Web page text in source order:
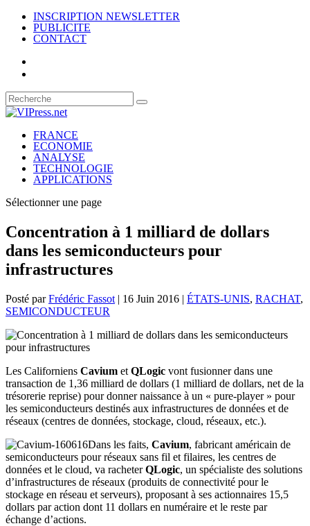
INSCRIPTION NEWSLETTER
PUBLICITE
CONTACT
FRANCE
ECONOMIE
ANALYSE
TECHNOLOGIE
APPLICATIONS
Sélectionner une page
Concentration à 1 milliard de dollars
dans les semiconducteurs pour
infrastructures
Posté parFrédéric Fassot | 16 Juin 2016 | ÉTATS-UNIS, RACHAT,
SEMICONDUCTEUR
Les Californiens Cavium et QLogic vont fusionner dans une
transaction de 1,36 milliard de dollars (1 milliard de dollars, net de la
trésorerie reprise) pour donner naissance à un « pure-player » pour
les semiconducteurs destinés aux infrastructures de données et de
réseaux (centres de données, stockage, cloud, réseaux, etc.).
Dans les faits, Cavium, fabricant américain de
semiconducteurs pour réseaux sans fil et filaires, les centres de
données et le cloud, va racheterQLogic, un spécialiste des solutions
d’infrastructures de réseaux (produits de connectivité pour le
stockage en réseau et serveurs), proposant à ses actionnaires 15,5
dollars par action dont 11 dollars en numéraire et le reste par
échange d’actions.